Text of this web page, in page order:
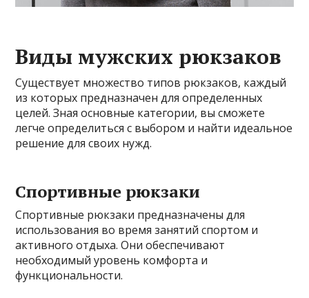
Виды мужских рюкзаков
Существует множество типов рюкзаков, каждый
из которых предназначен для определенных
целей. Зная основные категории, вы сможете
легче определиться с выбором и найти идеальное
решение для своих нужд.
Спортивные рюкзаки
Спортивные рюкзаки предназначены для
использования во время занятий спортом и
активного отдыха. Они обеспечивают
необходимый уровень комфорта и
функциональности.